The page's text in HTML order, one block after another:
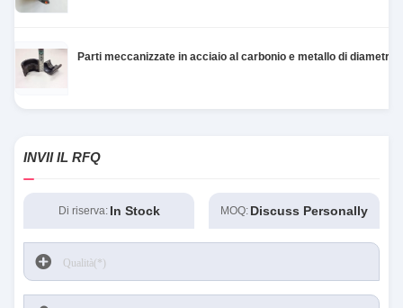
Parti meccanizzate in acciaio al carbonio e metallo di diametro
INVII IL RFQ
Di riserva: In Stock MOQ: Discuss Personally